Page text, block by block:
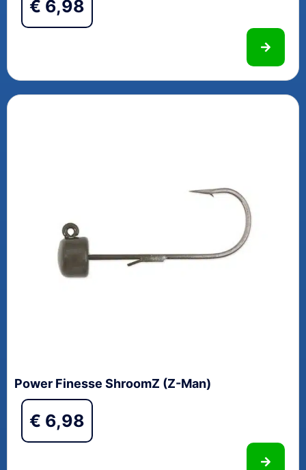
€ 6,98
Power Finesse ShroomZ (Z-Man)
€ 6,98